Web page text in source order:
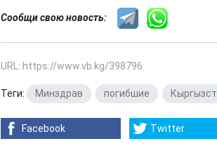
Сообщи свою новость:
URL: https://www.vb.kg/398796
Теги: Минздрав погибшие
Facebook Twitter